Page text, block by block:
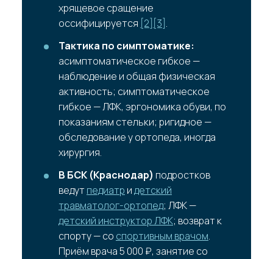
хрящевое сращение
оссифицируется [2] [3].
Тактика по симптоматике:
асимптоматическое гибкое —
наблюдение и общая физическая
активность; симптоматическое
гибкое — ЛФК, эргономика обуви, по
показаниям стельки; ригидное —
обследование у ортопеда, иногда
хирургия.
В БСК (Краснодар) подростков
ведутпедиатр идетский
травматолог-ортопед; ЛФК —
детский инструктор ЛФК; возврат к
спорту — со спортивным врачом.
Приём врача 5 000 ₽, занятие со